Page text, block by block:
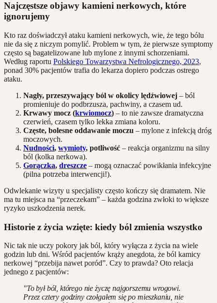
Najczęstsze objawy kamieni nerkowych, które
ignorujemy
Kto raz doświadczył ataku kamieni nerkowych, wie, że tego bólu
nie da się z niczym pomylić. Problem w tym, że pierwsze symptomy
często są bagatelizowane lub mylone z innymi schorzeniami.
Według raportu Polskiego Towarzystwa Nefrologicznego, 2023,
ponad 30% pacjentów trafia do lekarza dopiero podczas ostrego
ataku.
Nagły, przeszywający ból w okolicy lędźwiowej – ból
promieniuje do podbrzusza, pachwiny, a czasem ud.
Krwawy mocz (krwiomocz) – to nie zawsze dramatyczna
czerwień, czasem tylko lekka zmiana koloru.
Częste, bolesne oddawanie moczu – mylone z infekcją dróg
moczowych.
Nudności, wymioty, potliwość – reakcja organizmu na silny
ból (kolka nerkowa).
Gorączka, dreszcze – mogą oznaczać powikłania infekcyjne
(pilna potrzeba interwencji!).
Odwlekanie wizyty u specjalisty często kończy się dramatem. Nie
ma tu miejsca na “przeczekam” – każda godzina zwłoki to większe
ryzyko uszkodzenia nerek.
Historie z życia wzięte: kiedy ból zmienia wszystko
Nic tak nie uczy pokory jak ból, który wyłącza z życia na wiele
godzin lub dni. Wśród pacjentów krąży anegdota, że ból kamicy
nerkowej “przebija nawet poród”. Czy to prawda? Oto relacja
jednego z pacjentów:
"To był ból, którego nie życzę najgorszemu wrogowi.
Przez cztery godziny czołgałem się po mieszkaniu, nie